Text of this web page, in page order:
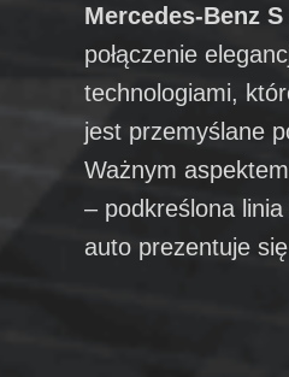
Mercedes-Benz S
połączenie
technologiami,
jest przemyślane
Ważnym
– podkreślona
auto prezentuje